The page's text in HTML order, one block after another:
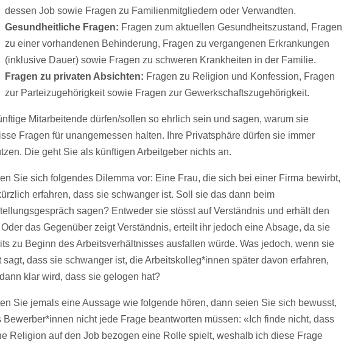
dessen Job sowie Fragen zu Familienmitgliedern oder Verwandten.
Gesundheitliche Fragen: Fragen zum aktuellen Gesundheitszustand, Fragen
zu einer vorhandenen Behinderung, Fragen zu vergangenen Erkrankungen
(inklusive Dauer) sowie Fragen zu schweren Krankheiten in der Familie.
Fragen zu privaten Absichten: Fragen zu Religion und Konfession, Fragen
zur Parteizugehörigkeit sowie Fragen zur Gewerkschaftszugehörigkeit.
Mitarbeitende dürfen/sollen so ehrlich sein und sagen, warum sie
Fragen für unangemessen halten. Ihre Privatsphäre dürfen sie immer
Die geht Sie als künftigen Arbeitgeber nichts an.
Sie sich folgendes Dilemma vor: Eine Frau, die sich bei einer Firma bewirbt,
erfahren, dass sie schwanger ist. Soll sie das dann beim
sagen? Entweder sie stösst auf Verständnis und erhält den
das Gegenüber zeigt Verständnis, erteilt ihr jedoch eine Absage, da sie
zu Beginn des Arbeitsverhältnisses ausfallen würde. Was jedoch, wenn sie
sagt, dass sie schwanger ist, die Arbeitskolleg*innen später davon erfahren,
klar wird, dass sie gelogen hat?
Sie jemals eine Aussage wie folgende hören, dann seien Sie sich bewusst,
Bewerber*innen nicht jede Frage beantworten müssen: «Ich finde nicht, dass
Religion auf den Job bezogen eine Rolle spielt, weshalb ich diese Frage